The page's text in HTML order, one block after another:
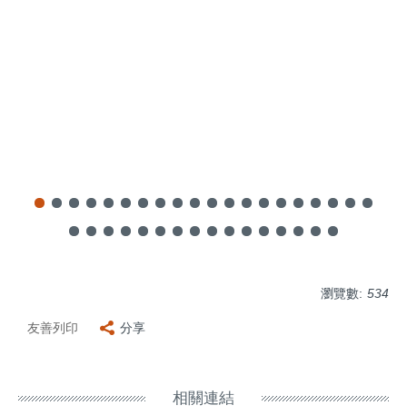
瀏覽數: 534
友善列印 分享
相關連結